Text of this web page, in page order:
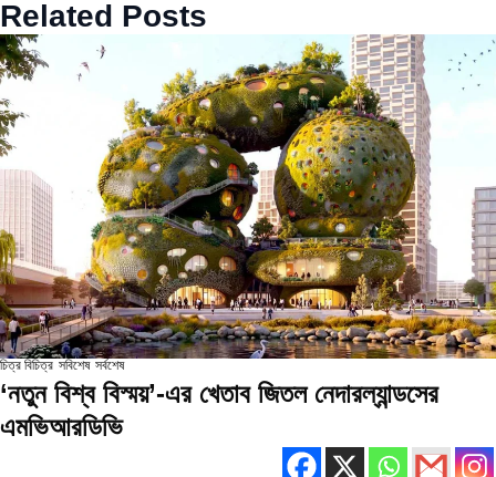
Related Posts
চিত্র বিচিত্র সবিশেষ সর্বশেষ
‘নতুন বিশ্ব বিস্ময়’-এর খেতাব জিতল নেদারল্যান্ডসের
এমভিআরডিভি